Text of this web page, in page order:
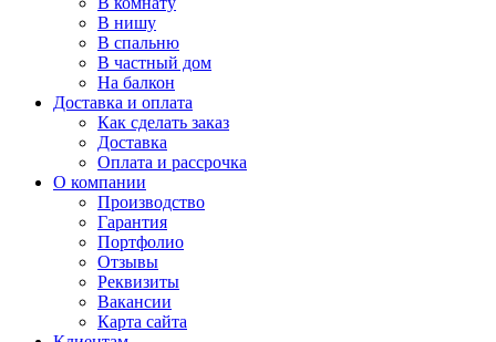
В нишу
В спальню
В частный дом
На балкон
Доставка и оплата
Как сделать заказ
Доставка
Оплата и рассрочка
О компании
Производство
Гарантия
Портфолио
Отзывы
Реквизиты
Вакансии
Карта сайта